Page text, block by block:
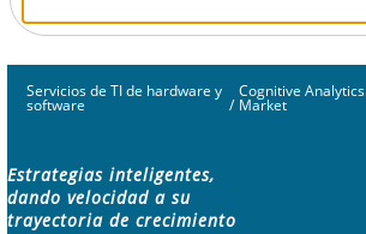
Servicios de TI de hardware y
software /
Cognitive Analytics
Market
Estrategias inteligentes,
dando velocidad a su
trayectoria de crecimiento